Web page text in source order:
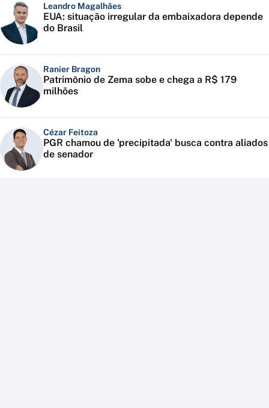
Leandro Magalhães
EUA: situação irregular da embaixadora depende
do Brasil
Ranier Bragon
Patrimônio de Zema sobe e chega a R$ 179
milhões
Cézar Feitoza
PGR chamou de 'precipitada' busca contra aliados
de senador